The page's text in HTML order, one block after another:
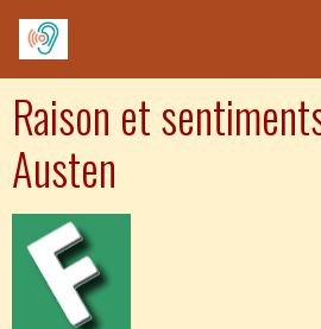
Raison et
Austen